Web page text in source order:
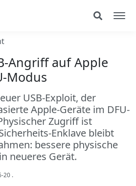
Angriff auf Apple
Modus
USB-Exploit, der
Apple-Geräte im DFU-
Zugriff ist
Enklave bleibt
bessere physische
neueres Gerät.
20 .